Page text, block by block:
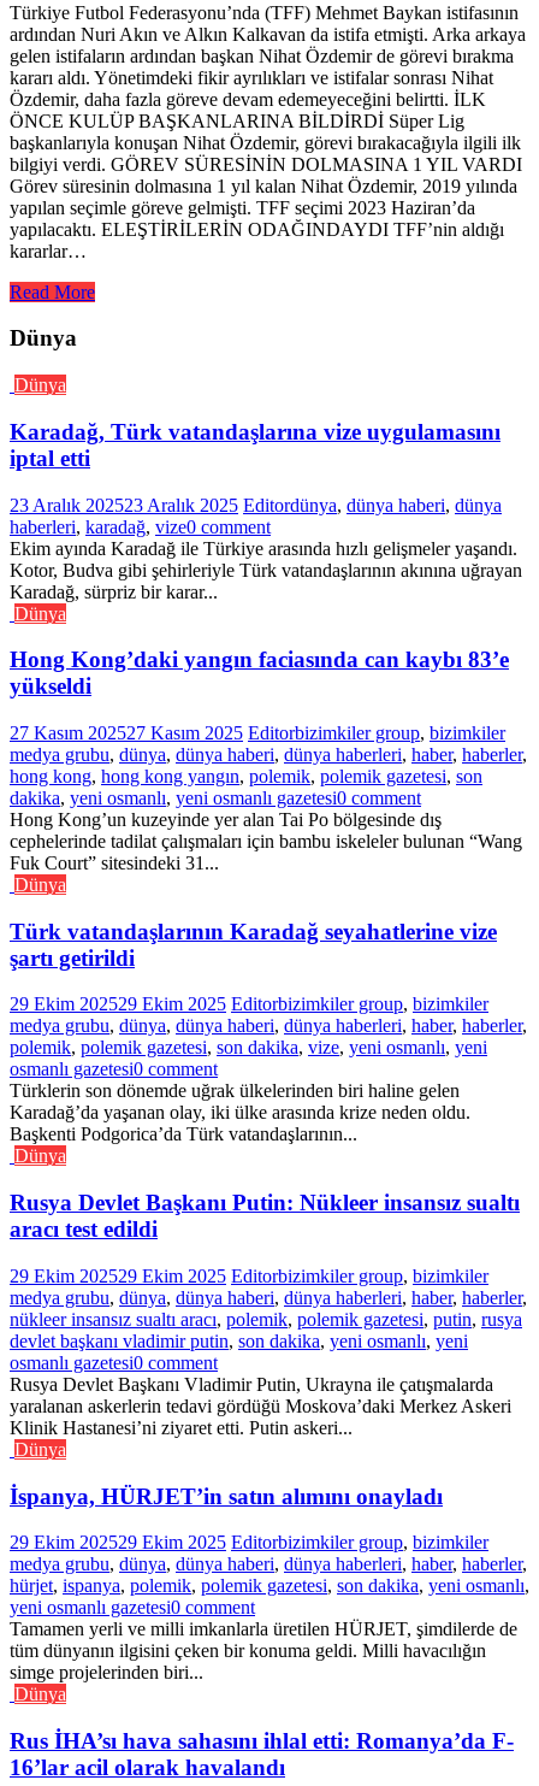
Türkiye Futbol Federasyonu’nda (TFF) Mehmet Baykan istifasının
ardından Nuri Akın ve Alkın Kalkavan da istifa etmişti. Arka arkaya
gelen istifaların ardından başkan Nihat Özdemir de görevi bırakma
kararı aldı. Yönetimdeki fikir ayrılıkları ve istifalar sonrası Nihat
Özdemir, daha fazla göreve devam edemeyeceğini belirtti. İLK
ÖNCE KULÜP BAŞKANLARINA BİLDİRDİ Süper Lig
başkanlarıyla konuşan Nihat Özdemir, görevi bırakacağıyla ilgili ilk
bilgiyi verdi. GÖREV SÜRESİNİN DOLMASINA 1 YIL VARDI
Görev süresinin dolmasına 1 yıl kalan Nihat Özdemir, 2019 yılında
yapılan seçimle göreve gelmişti. TFF seçimi 2023 Haziran’da
yapılacaktı. ELEŞTİRİLERİN ODAĞINDAYDI TFF’nin aldığı
kararlar…
Read More
Dünya
Dünya
Karadağ, Türk vatandaşlarına vize uygulamasını
iptal etti
23 Aralık 202523 Aralık 2025 Editordünya, dünya haberi, dünya
haberleri, karadağ, vize0 comment
Ekim ayında Karadağ ile Türkiye arasında hızlı gelişmeler yaşandı.
Kotor, Budva gibi şehirleriyle Türk vatandaşlarının akınına uğrayan
Karadağ, sürpriz bir karar...
Dünya
Hong Kong’daki yangın faciasında can kaybı 83’e
yükseldi
27 Kasım 202527 Kasım 2025 Editorbizimkiler group, bizimkiler
medya grubu, dünya, dünya haberi, dünya haberleri, haber, haberler,
hong kong, hong kong yangın, polemik, polemik gazetesi, son
dakika, yeni osmanlı, yeni osmanlı gazetesi0 comment
Hong Kong’un kuzeyinde yer alan Tai Po bölgesinde dış
cephelerinde tadilat çalışmaları için bambu iskeleler bulunan “Wang
Fuk Court” sitesindeki 31...
Dünya
Türk vatandaşlarının Karadağ seyahatlerine vize
şartı getirildi
29 Ekim 202529 Ekim 2025 Editorbizimkiler group, bizimkiler
medya grubu, dünya, dünya haberi, dünya haberleri, haber, haberler,
polemik, polemik gazetesi, son dakika, vize, yeni osmanlı, yeni
osmanlı gazetesi0 comment
Türklerin son dönemde uğrak ülkelerinden biri haline gelen
Karadağ’da yaşanan olay, iki ülke arasında krize neden oldu.
Başkenti Podgorica’da Türk vatandaşlarının...
Dünya
Rusya Devlet Başkanı Putin: Nükleer insansız sualtı
aracı test edildi
29 Ekim 202529 Ekim 2025 Editorbizimkiler group, bizimkiler
medya grubu, dünya, dünya haberi, dünya haberleri, haber, haberler,
nükleer insansız sualtı aracı, polemik, polemik gazetesi, putin, rusya
devlet başkanı vladimir putin, son dakika, yeni osmanlı, yeni
osmanlı gazetesi0 comment
Rusya Devlet Başkanı Vladimir Putin, Ukrayna ile çatışmalarda
yaralanan askerlerin tedavi gördüğü Moskova’daki Merkez Askeri
Klinik Hastanesi’ni ziyaret etti. Putin askeri...
Dünya
İspanya, HÜRJET’in satın alımını onayladı
29 Ekim 202529 Ekim 2025 Editorbizimkiler group, bizimkiler
medya grubu, dünya, dünya haberi, dünya haberleri, haber, haberler,
hürjet, ispanya, polemik, polemik gazetesi, son dakika, yeni osmanlı,
yeni osmanlı gazetesi0 comment
Tamamen yerli ve milli imkanlarla üretilen HÜRJET, şimdilerde de
tüm dünyanın ilgisini çeken bir konuma geldi. Milli havacılığın
simge projelerinden biri...
Dünya
Rus İHA’sı hava sahasını ihlal etti: Romanya’da F-
16’lar acil olarak havalandı